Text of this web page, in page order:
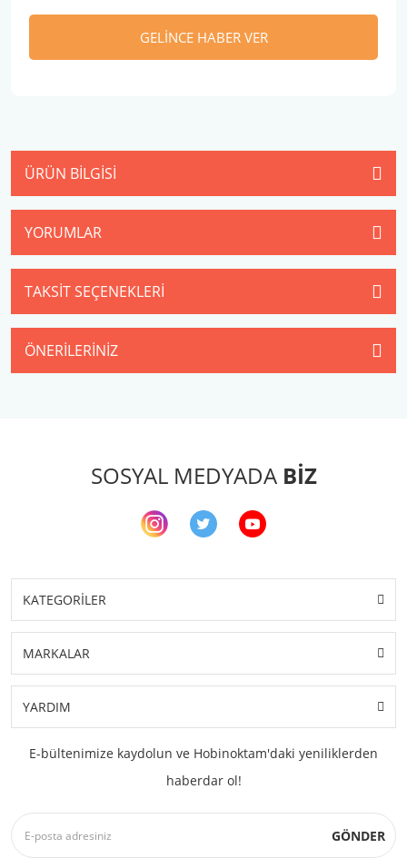
GELİNCE HABER VER
ÜRÜN BILGISI
YORUMLAR
TAKSIT SEÇENEKLERI
ÖNERILERINIZ
SOSYAL MEDYADA BİZ
KATEGORİLER
MARKALAR
YARDIM
E-bültenimize kaydolun ve Hobinoktam'daki yeniliklerden
haberdar ol!
GÖNDER